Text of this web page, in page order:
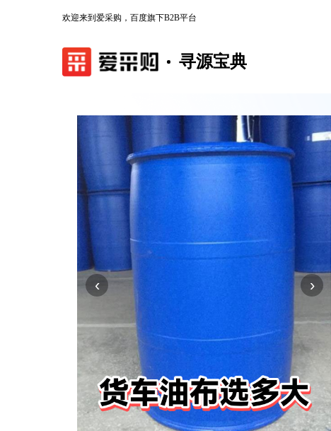
欢迎来到爱采购，百度旗下B2B平台
寻源宝典
‹ ›